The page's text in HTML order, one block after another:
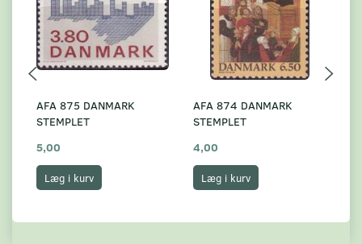
AFA 875 DANMARK
STEMPLET
5,00
Læg i kurv
AFA 874 DANMARK
STEMPLET
4,00
Læg i kurv